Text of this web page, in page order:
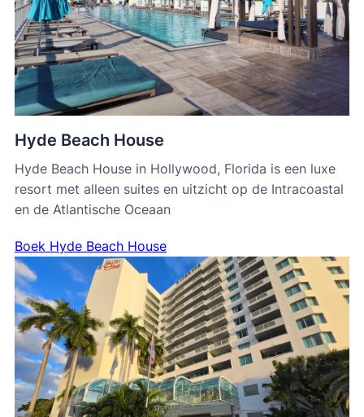
Hyde Beach House
Hyde Beach House in Hollywood, Florida is een luxe
resort met alleen suites en uitzicht op de Intracoastal
en de Atlantische Oceaan
Boek Hyde Beach House